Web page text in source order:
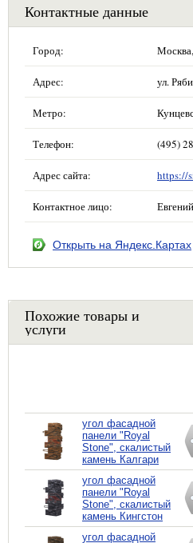
Контактные данные
Город:
Адрес: ул.
Метро:
Телефон: (495)
Адрес сайта: https://
Контактное лицо: Евгений
Открыть на Яндекс.Картах
Похожие товары и
услуги
угол фасадной
панели "Royal
Stone", скалистый
камень Калгари
угол фасадной
панели "Royal
Stone", скалистый
камень Кингстон
угол фасадной